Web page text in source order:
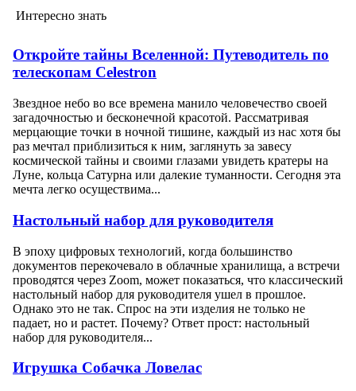
Интересно знать
Откройте тайны Вселенной: Путеводитель по
телескопам Celestron
Звездное небо во все времена манило человечество своей
загадочностью и бесконечной красотой. Рассматривая
мерцающие точки в ночной тишине, каждый из нас хотя бы
раз мечтал приблизиться к ним, заглянуть за завесу
космической тайны и своими глазами увидеть кратеры на
Луне, кольца Сатурна или далекие туманности. Сегодня эта
мечта легко осуществима...
Настольный набор для руководителя
В эпоху цифровых технологий, когда большинство
документов перекочевало в облачные хранилища, а встречи
проводятся через Zoom, может показаться, что классический
настольный набор для руководителя ушел в прошлое.
Однако это не так. Спрос на эти изделия не только не
падает, но и растет. Почему? Ответ прост: настольный
набор для руководителя...
Игрушка Собачка Ловелас